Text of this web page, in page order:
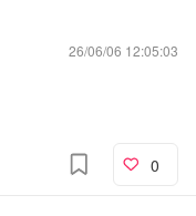
26/06/06 12:05:03
0